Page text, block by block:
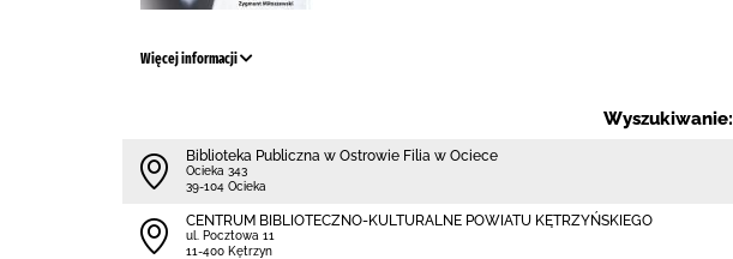
Więcej informacji
Wyszukiwanie:
Biblioteka Publiczna w Ostrowie Filia w Ociece
Ocieka 343
39-104 Ocieka
CENTRUM BIBLIOTECZNO-KULTURALNE POWIATU KĘTRZYŃSKIEGO
ul. Pocztowa 11
11-400 Kętrzyn